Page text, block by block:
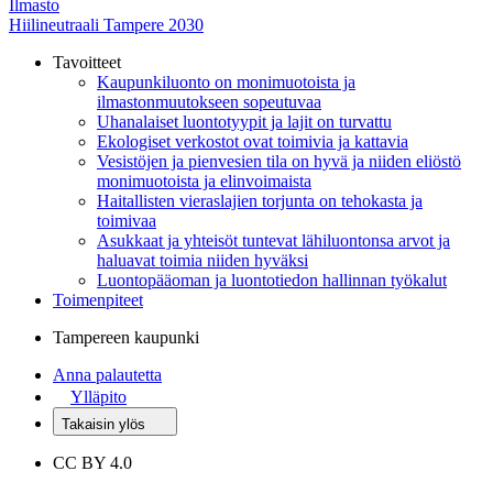
Ilmasto
Hiilineutraali Tampere 2030
Tavoitteet
Kaupunkiluonto on monimuotoista ja
ilmastonmuutokseen sopeutuvaa
Uhanalaiset luontotyypit ja lajit on turvattu
Ekologiset verkostot ovat toimivia ja kattavia
Vesistöjen ja pienvesien tila on hyvä ja niiden eliöstö
monimuotoista ja elinvoimaista
Haitallisten vieraslajien torjunta on tehokasta ja
toimivaa
Asukkaat ja yhteisöt tuntevat lähiluontonsa arvot ja
haluavat toimia niiden hyväksi
Luontopääoman ja luontotiedon hallinnan työkalut
Toimenpiteet
Tampereen kaupunki
Anna palautetta
Ylläpito
Takaisin ylös
CC BY 4.0